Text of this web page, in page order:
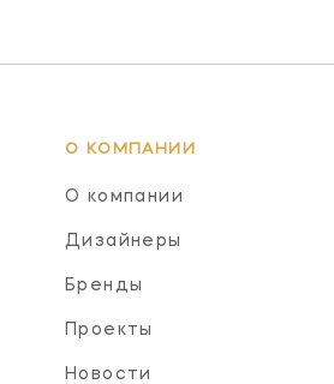
О КОМПАНИИ
О компании
Дизайнеры
Бренды
Проекты
Новости